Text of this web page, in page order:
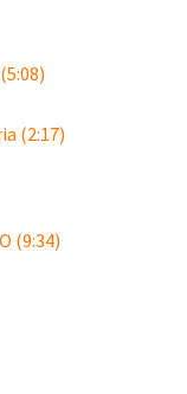
(2:17)
(9:34)